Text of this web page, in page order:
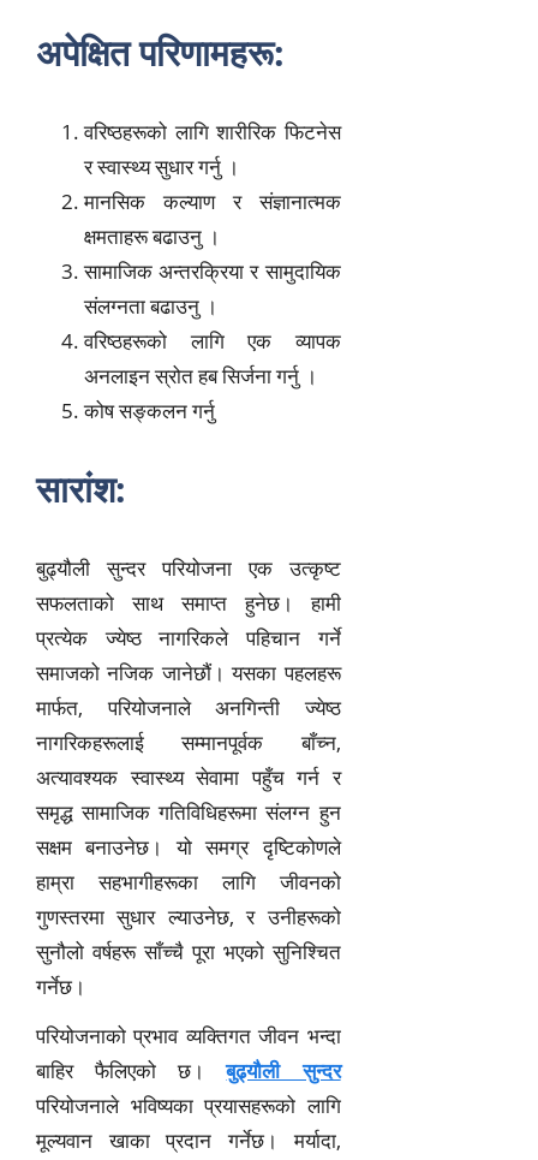
अपेक्षित परिणामहरू:
वरिष्ठहरूको लागि शारीरिक फिटनेस
र स्वास्थ्य सुधार गर्नु ।
मानसिक कल्याण र संज्ञानात्मक
क्षमताहरू बढाउनु ।
सामाजिक अन्तरक्रिया र सामुदायिक
संलग्नता बढाउनु ।
वरिष्ठहरूको लागि एक व्यापक
अनलाइन स्रोत हब सिर्जना गर्नु ।
कोष सङ्कलन गर्नु
सारांश:
बुढ्यौली सुन्दरपरियोजना एक उत्कृष्ट
सफलताको साथ समाप्त हुनेछ। हामी
प्रत्येक ज्येष्ठ नागरिकले पहिचान गर्ने
समाजको नजिक जानेछौं। यसका पहलहरू
मार्फत, परियोजनाले अनगिन्ती ज्येष्ठ
नागरिकहरूलाई सम्मानपूर्वक बाँच्न,
अत्यावश्यक स्वास्थ्य सेवामा पहुँच गर्न र
समृद्ध सामाजिक गतिविधिहरूमा संलग्न हुन
सक्षम बनाउनेछ। यो समग्र दृष्टिकोणले
हाम्रा सहभागीहरूका लागि जीवनको
गुणस्तरमा सुधार ल्याउनेछ, र उनीहरूको
सुनौलो वर्षहरू साँच्चै पूरा भएको सुनिश्चित
गर्नेछ।
परियोजनाको प्रभाव व्यक्तिगत जीवन भन्दा
बाहिर फैलिएको छ।बुढ्यौली सुन्दर
परियोजनाले भविष्यका प्रयासहरूको लागि
मूल्यवान खाका प्रदान गर्नेछ। मर्यादा,